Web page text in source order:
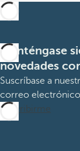
Manténgase
novedades
Suscríbase a
correo electrónico
Suscribirme